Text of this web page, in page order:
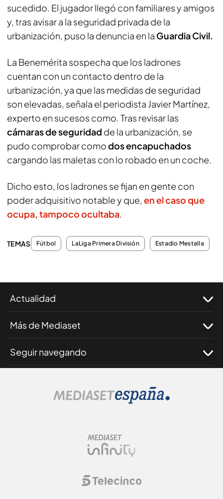
sucedido. El jugador llegó con familiares y amigos
y, tras avisar a la seguridad privada de la
urbanización, puso la denuncia en la Guardia Civil.
La Benemérita sospecha que los ladrones
cuentan con un contacto dentro de la
urbanización, ya que las medidas de seguridad
son elevadas, señala el periodista Javier Martínez,
experto en sucesos como. Tras revisar las
cámaras de seguridad de la urbanización, se
pudo comprobar comodos encapuchados
cargando las maletas con lo robado en un coche.
Dicho esto, los ladrones se fijan en gente con
poder adquisitivo notable y que, en el caso que
ocupa, tampoco ocultaba.
TEMAS Fútbol LaLiga Primera División Estadio Mestalla
Actualidad
Más de Mediaset
Seguir navegando